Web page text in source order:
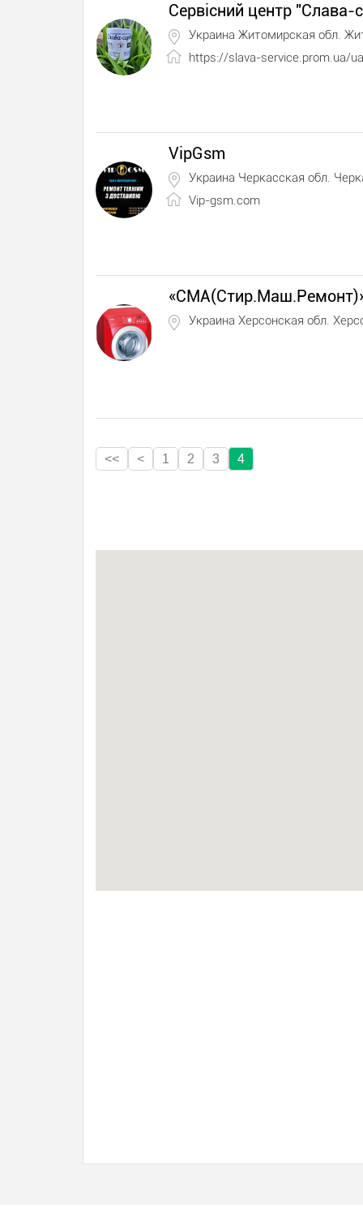
Сервісний центр "Слава-
Украина Житомирская обл.
https://slava-service.prom.ua/
VipGsm
Украина Черкасская обл.
Vip-gsm.com
Украина Херсонская обл.
<< < 1 2 3 4